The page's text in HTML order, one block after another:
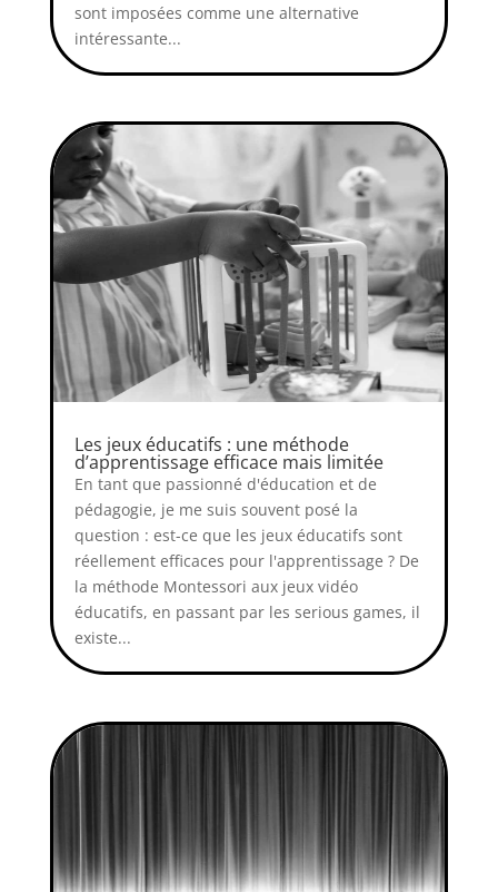
sont imposées comme une alternative
intéressante...
Les jeux éducatifs : une méthode
d’apprentissage efficace mais limitée
En tant que passionné d'éducation et de
pédagogie, je me suis souvent posé la
question : est-ce que les jeux éducatifs sont
réellement efficaces pour l'apprentissage ? De
la méthode Montessori aux jeux vidéo
éducatifs, en passant par les serious games, il
existe...